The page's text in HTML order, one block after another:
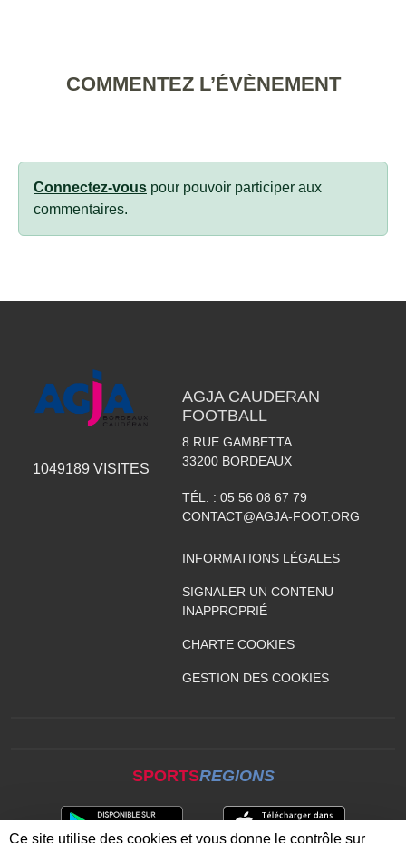
COMMENTEZ L’ÉVÈNEMENT
Connectez-vous pour pouvoir participer aux
commentaires.
1049189 VISITES
AGJA CAUDERAN
FOOTBALL
8 RUE GAMBETTA
33200 BORDEAUX
TÉL. : 05 56 08 67 79
CONTACT@AGJA-FOOT.ORG
INFORMATIONS LÉGALES
SIGNALER UN CONTENU
INAPPROPRIÉ
CHARTE COOKIES
GESTION DES COOKIES
SPORTSREGIONS
Ce site utilise des cookies et vous donne le contrôle sur